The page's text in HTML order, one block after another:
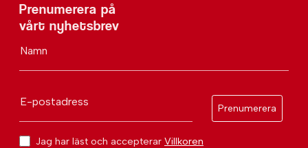
Prenumerera på
vårt nyhetsbrev
Namn
E-postadress
Prenumerera
Jag har läst och accepterar Villkoren